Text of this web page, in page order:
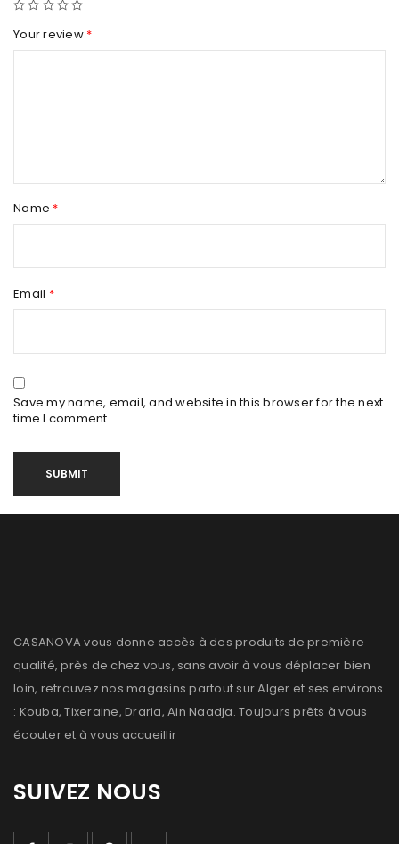
Your review *
Name *
Email *
Save my name, email, and website in this browser for the next
time I comment.
CASANOVA vous donne accès à des produits de première
qualité, près de chez vous, sans avoir à vous déplacer bien
loin, retrouvez nos magasins partout sur Alger et ses environs
: Kouba, Tixeraine, Draria, Ain Naadja. Toujours prêts à vous
écouter et à vous accueillir
SUIVEZ NOUS